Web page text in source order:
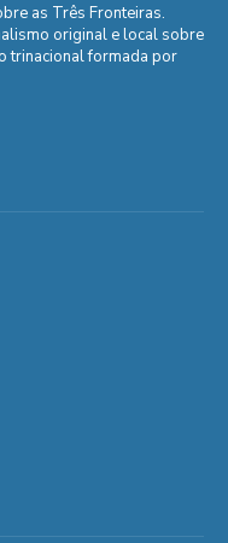
as Três Fronteiras.
original e local sobre
trinacional formada por